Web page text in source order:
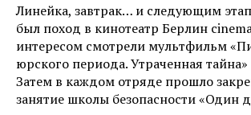
Линейка, завтрак… и следующим
был поход в кинотеатр Берлин
интересом смотрели мультфильм
юрского периода. Утраченная тайна»
Затем в каждом отряде прошло
занятие школы безопасности «Один